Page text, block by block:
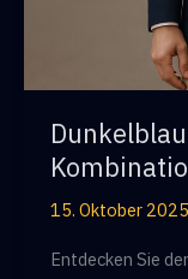
15. Oktober 2025
Entdecken Sie